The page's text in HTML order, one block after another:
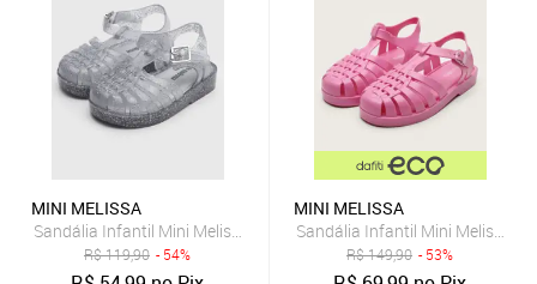
MINI MELISSA
Sandália Infantil Mini Melissa Possession Shiny B Transparente e
R$119,90 - 54%
MINI MELISSA
Sandália Infantil Mini Melissa
R$149,90 - 53%